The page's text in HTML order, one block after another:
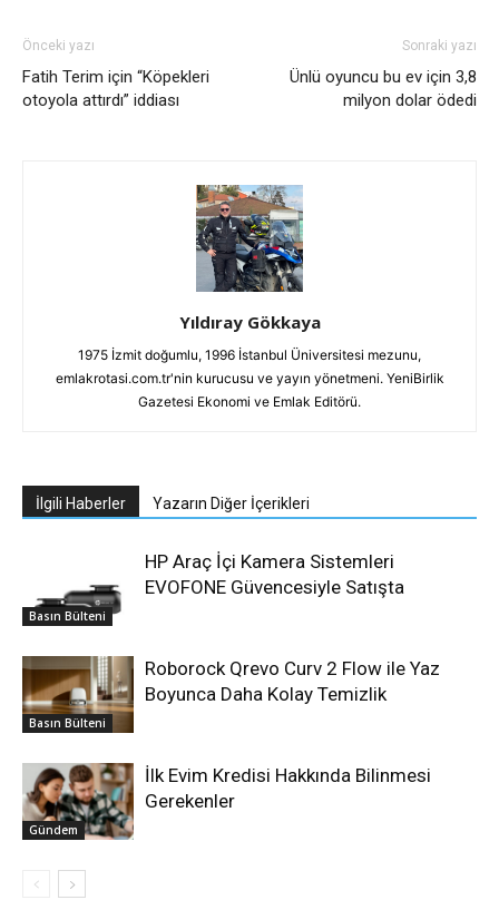
Önceki yazı
Fatih Terim için “Köpekleri
otoyola attırdı” iddiası
Sonraki yazı
Ünlü oyuncu bu ev için 3,8
milyon dolar ödedi
Yıldıray Gökkaya
1975 İzmit doğumlu, 1996 İstanbul Üniversitesi mezunu,
emlakrotasi.com.tr'nin kurucusu ve yayın yönetmeni. YeniBirlik
Gazetesi Ekonomi ve Emlak Editörü.
İlgili Haberler Yazarın Diğer İçerikleri
Basın Bülteni
HP Araç İçi Kamera Sistemleri
EVOFONE Güvencesiyle Satışta
Basın Bülteni
Roborock Qrevo Curv 2 Flow ile Yaz
Boyunca Daha Kolay Temizlik
Gündem
İlk Evim Kredisi Hakkında Bilinmesi
Gerekenler